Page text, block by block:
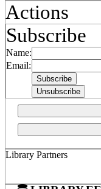
Actions
Subscribe
Name:
Email:
Library Partners